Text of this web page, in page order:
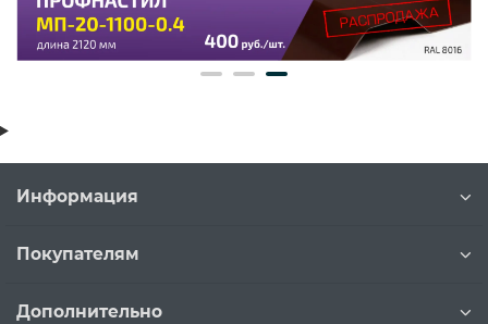
Информация
Покупателям
Дополнительно